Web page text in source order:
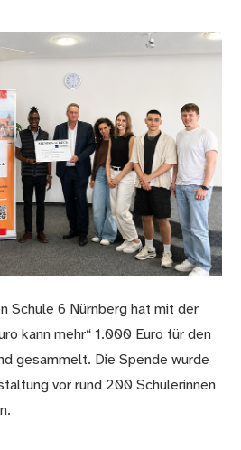
Schule 6 Nürnberg hat mit der
kann mehr“ 1.000 Euro für den
gesammelt. Die Spende wurde
vor rund 200 Schülerinnen